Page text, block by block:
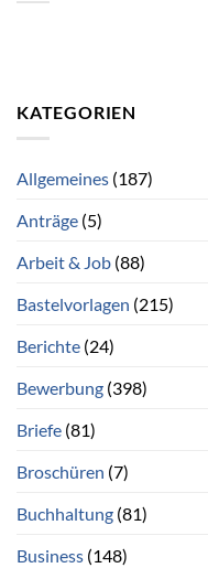
KATEGORIEN
Allgemeines (187)
Anträge (5)
Arbeit & Job (88)
Bastelvorlagen (215)
Berichte (24)
Bewerbung (398)
Briefe (81)
Broschüren (7)
Buchhaltung (81)
Business (148)